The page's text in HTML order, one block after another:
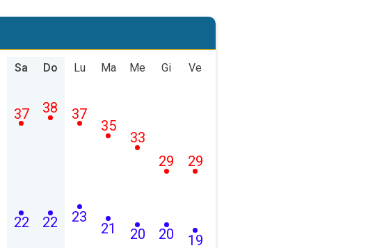
Sa
22
37
Do
22
38
Lu
23
37
Ma
21
35
Me
20
33
Gi
20
29
Ve
19
29